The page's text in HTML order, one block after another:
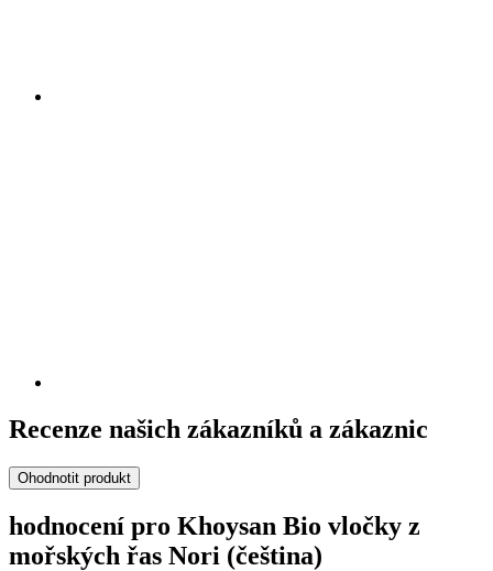
Recenze našich zákazníků a zákaznic
Ohodnotit produkt
hodnocení pro Khoysan Bio vločky z
mořských řas Nori (čeština)